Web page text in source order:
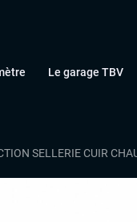
Le garage TBV
SELLERIE CUIR